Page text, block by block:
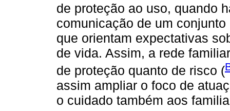
de proteção ao uso, quando
comunicação de um
que orientam expectativas
de vida. Assim, a rede
de proteção quanto de risco (
assim ampliar o foco de
o cuidado também aos